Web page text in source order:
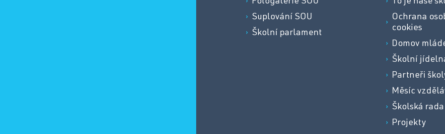
Suplování SOU
Školní parlament
Ochrana
cookies
Domov
Školní
Partneři
Měsíc
Školská rada
Projekty